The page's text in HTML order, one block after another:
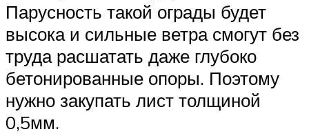
Парусность такой ограды будет
высока и сильные ветра смогут без
труда расшатать даже глубоко
бетонированные опоры. Поэтому
нужно закупать лист толщиной
0,5мм.